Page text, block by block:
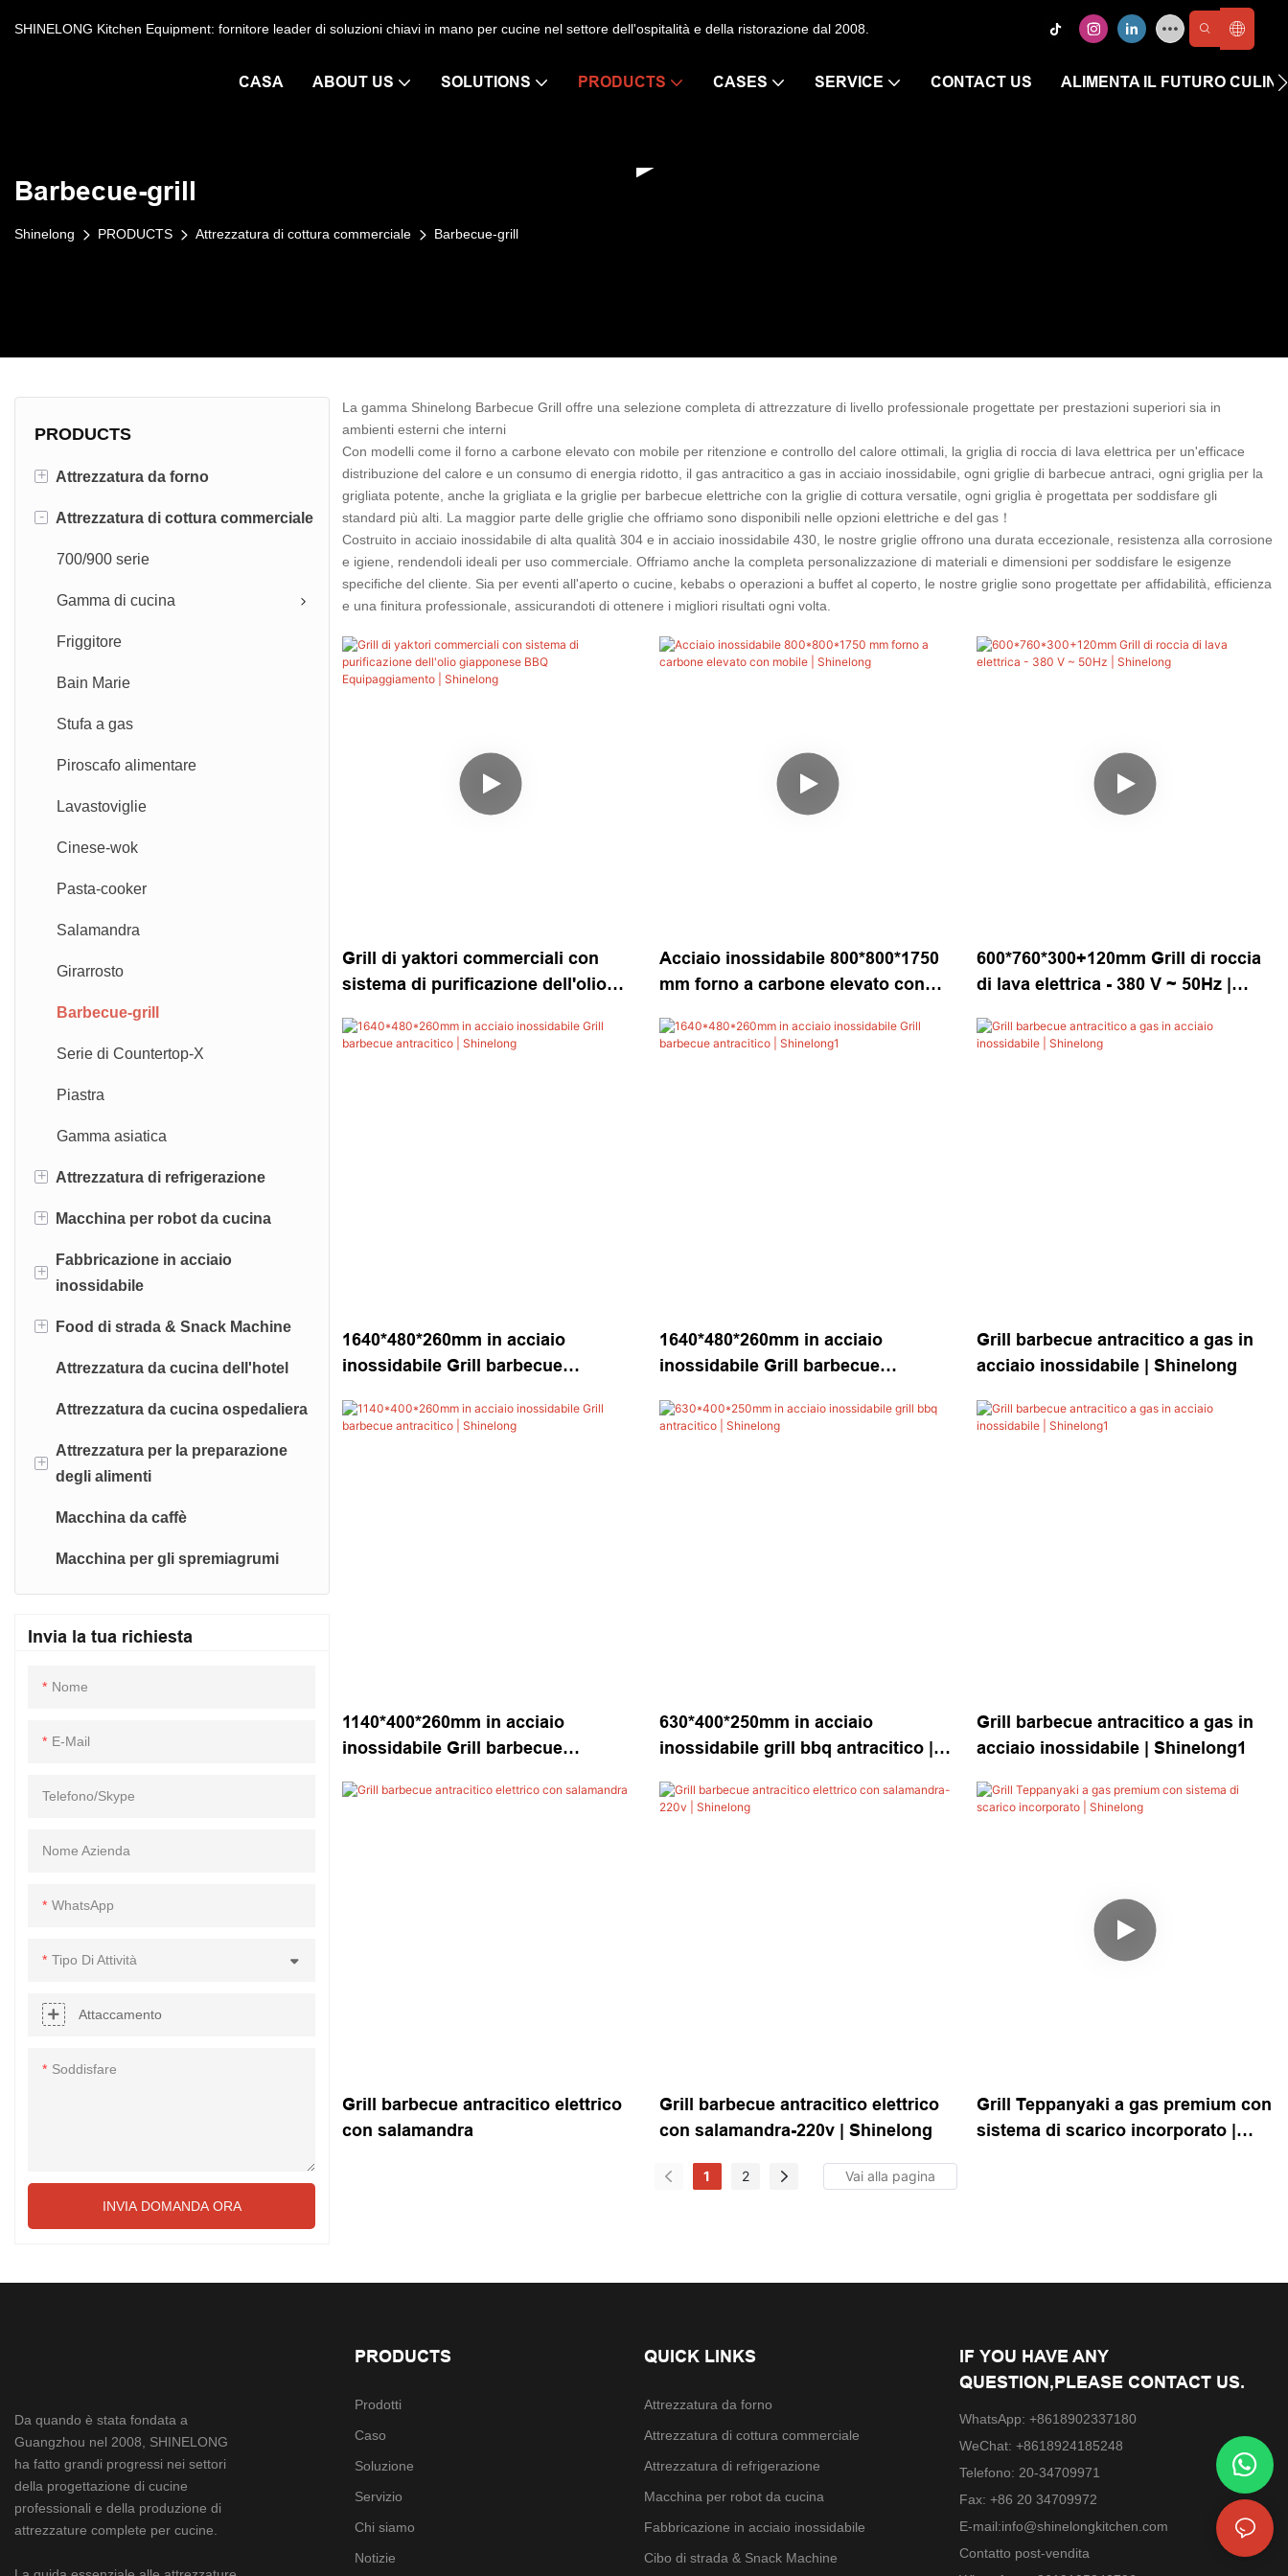
SHINELONG Kitchen Equipment: fornitore leader di soluzioni chiavi in ​​mano per cucine nel settore dell'ospitalità e della ristorazione dal 2008.
CASA ABOUT US SOLUTIONS PRODUCTS CASES SERVICE CONTACT US ALIMENTA IL FUTURO
Barbecue-grill
Shinelong PRODUCTS Attrezzatura di cottura commerciale Barbecue-grill
PRODUCTS
+ Attrezzatura da forno
Forno del ponte
Forno di convezione
Forno rotante
Compi-oven-Steamer
Forno a vapore universale
- Attrezzatura di cottura commerciale
700/900 serie
Gamma di cucina
Friggitore
Bain Marie
Stufa a gas
Piroscafo alimentare
Lavastoviglie
Cinese-wok
Pasta-cooker
Salamandra
Girarrosto
Barbecue-grill
Serie di Countertop-X
Piastra
Gamma asiatica
+ Attrezzatura di refrigerazione
Vetrina aperta
Refrigerazione a barra
+ Macchina per robot da cucina
Miscelatore di pasta
noodle
+
Fabbricazione in acciaio
inossidabile
Carrello in acciaio inossidabile
Disidrata macchina
+ Food di strada & Snack Machine
Sigillante-macchina
Bevande-dispenser
Attrezzatura da cucina dell'hotel
Attrezzatura da cucina ospedaliera
+
Attrezzatura per la preparazione
degli alimenti
Cutter di verdure
Macchina da caffè
Macchina per gli spremiagrumi
Invia la tua richiesta
Nome
E-Mail
Telefono/skype
Nome Azienda
WhatsApp
Tipo Di Attività
Attaccamento
Soddisfare
INVIA DOMANDA ORA
La gamma Shinelong Barbecue Grill offre una selezione completa di attrezzature di livello professionale progettate per prestazioni superiori sia in
ambienti esterni che interni
Con modelli come il forno a carbone elevato con mobile per ritenzione e controllo del calore ottimali, la griglia di roccia di lava elettrica per un'efficace
distribuzione del calore e un consumo di energia ridotto, il gas antracitico a gas in acciaio inossidabile, ogni griglie di barbecue antraci, ogni griglia per la
grigliata potente, anche la grigliata e la griglie per barbecue elettriche con la griglie di cottura versatile, ogni griglia è progettata per soddisfare gli
standard più alti. La maggior parte delle griglie che offriamo sono disponibili nelle opzioni elettriche e del gas！
Costruito in acciaio inossidabile di alta qualità 304 e in acciaio inossidabile 430, le nostre griglie offrono una durata eccezionale, resistenza alla corrosione
e igiene, rendendoli ideali per uso commerciale. Offriamo anche la completa personalizzazione di materiali e dimensioni per soddisfare le esigenze
specifiche del cliente. Sia per eventi all'aperto o cucine, kebabs o operazioni a buffet al coperto, le nostre griglie sono progettate per affidabilità, efficienza
e una finitura professionale, assicurandoti di ottenere i migliori risultati ogni volta.
Grill di yaktori commerciali con
sistema di purificazione dell'olio
| Shinelong
Acciaio inossidabile 800*800*1750
mm forno a carbone elevato con
600*760*300+120mm Grill di roccia
di lava elettrica - 380 V ~ 50Hz |
1640*480*260mm in acciaio
inossidabile Grill barbecue
1640*480*260mm in acciaio
inossidabile Grill barbecue
Grill barbecue antracitico a gas in
acciaio inossidabile | Shinelong
1140*400*260mm in acciaio
inossidabile Grill barbecue
630*400*250mm in acciaio
inossidabile grill bbq antracitico |
Grill barbecue antracitico a gas in
acciaio inossidabile | Shinelong1
Grill barbecue antracitico elettrico
con salamandra
Grill barbecue antracitico elettrico
con salamandra-220v | Shinelong
Grill Teppanyaki a gas premium con
sistema di scarico incorporato |
1 2
Da quando è stata fondata a
Guangzhou nel 2008, SHINELONG
ha fatto grandi progressi nei settori
della progettazione di cucine
professionali e della produzione di
attrezzature complete per cucine.
PRODUCTS
Prodotti
Caso
Soluzione
Servizio
Chi siamo
Notizie
QUICK LINKS
Attrezzatura da forno
Attrezzatura di cottura commerciale
Attrezzatura di refrigerazione
Macchina per robot da cucina
Fabbricazione in acciaio inossidabile
Cibo di strada & Snack Machine
IF YOU HAVE ANY
QUESTION,PLEASE CONTACT US.
WhatsApp: +8618902337180
WeChat: +8618924185248
Telefono: 20-34709971
Fax: +86 20 34709972
E-mail:info@shinelongkitchen.com
Contatto post-vendita